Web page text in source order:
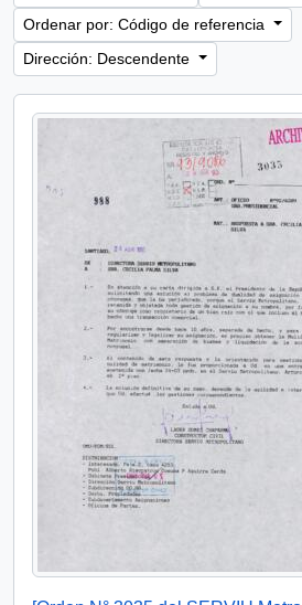
Ordenar por: Código de referencia
Dirección: Descendente